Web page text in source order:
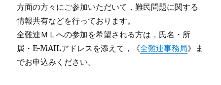
方面の方々にご参加いただいて，難民問題に関する
情報共有などを行っております。
全難連ＭＬへの参加を希望される方は，氏名・所
属・E-MAILアドレスを添えて，《全難連事務局》ま
でお申込みください。